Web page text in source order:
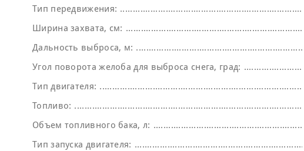
Тип передвижения:
Ширина захвата, см:
Дальность выброса, м:
Угол поворота желоба для выброса снега, град:
Тип двигателя:
Топливо:
Объем топливного бака, л:
Тип запуска двигателя: